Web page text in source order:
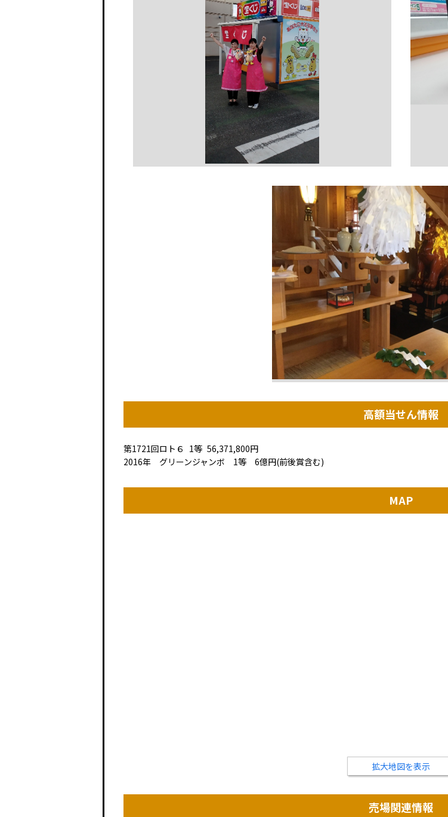
高額当せん情報
第1721回ロト６ 1等 56,371,800円
2016年 グリーンジャンボ 1等 6億円(前後賞含む)
MAP
拡大地図を表示
売場関連情報